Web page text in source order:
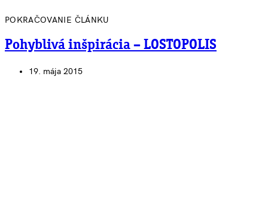
POKRAČOVANIE ČLÁNKU
Pohyblivá inšpirácia – LOSTOPOLIS
19. mája 2015